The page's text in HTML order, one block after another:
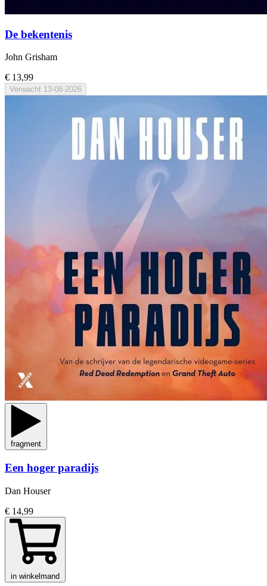
De bekentenis
John Grisham
€ 13,99
Verwacht 13-08-2026
fragment
Een hoger paradijs
Dan Houser
€ 14,99
in winkelmand